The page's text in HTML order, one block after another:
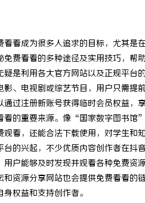
看看成为很多人追求的目标，尤其
费看看的多种途径及实用技巧，帮
是利用各大官方网站以及正规平
、电视剧或综艺节目，用户只需
过注册新账号获得临时会员权益，
看的重要来源。像“国家数字图书
看，还能合法下载使用，对学生和
台的兴起，不少优质内容创作者在
户能够及时发现并观看各种免费资
和资源分享网站也会提供免费看看
权益和支持创作者。